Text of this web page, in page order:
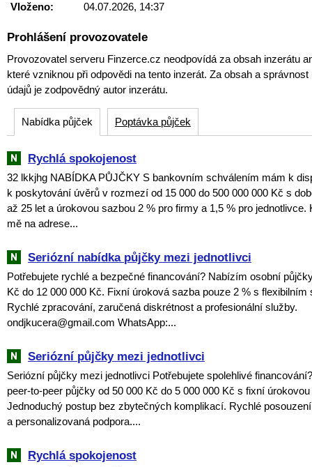
Vloženo:
04.07.2026, 14:37
Prohlášení provozovatele
Provozovatel serveru Finzerce.cz neodpovídá za obsah inzerátu
které vzniknou při odpovědi na tento inzerát. Za obsah a
údajů je zodpovědný autor inzerátu.
Nabídka půjček Poptávka půjček
Rychlá spokojenost
32 lkkjhg NABÍDKA PŮJČKY S bankovním schválením mám k
k poskytování úvěrů v rozmezí od 15 000 do 500 000 000 Kč s
až 25 let a úrokovou sazbou 2 % pro firmy a 1,5 % pro jednotlivce.
mě na adrese...
Seriózní nabídka půjčky mezi jednotlivci
Potřebujete rychlé a bezpečné financování? Nabízím osobní
Kč do 12 000 000 Kč. Fixní úroková sazba pouze 2 % s flexibilním
Rychlé zpracování, zaručená diskrétnost a profesionální služby.
ondjkucera@gmail.com WhatsApp:...
Seriózní půjčky mezi jednotlivci
Seriózní půjčky mezi jednotlivci Potřebujete spolehlivé
peer-to-peer půjčky od 50 000 Kč do 5 000 000 Kč s fixní
Jednoduchý postup bez zbytečných komplikací. Rychlé
a personalizovaná podpora....
Rychlá spokojenost